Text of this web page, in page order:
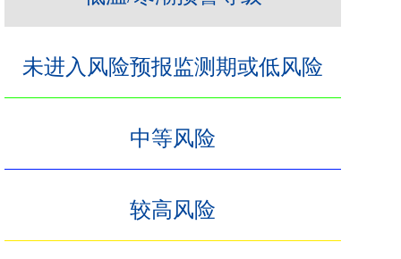
未进入风险预报监测期或低风险
中等风险
较高风险